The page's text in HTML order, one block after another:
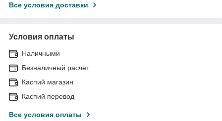
Все условия доставки
Условия оплаты
Наличными
Безналичный расчет
Каспий магазин
Каспий перевод
Все условия оплаты